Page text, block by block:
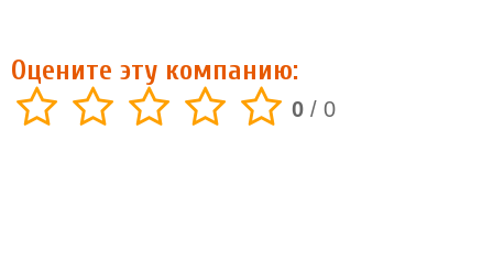
Оцените эту компанию:
0 / 0